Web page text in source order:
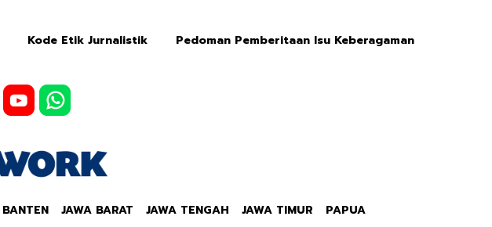
Kode Etik Jurnalistik
Pedoman Pemberitaan Isu Keberagaman
BANTEN JAWA BARAT JAWA TENGAH JAWA TIMUR PAPUA